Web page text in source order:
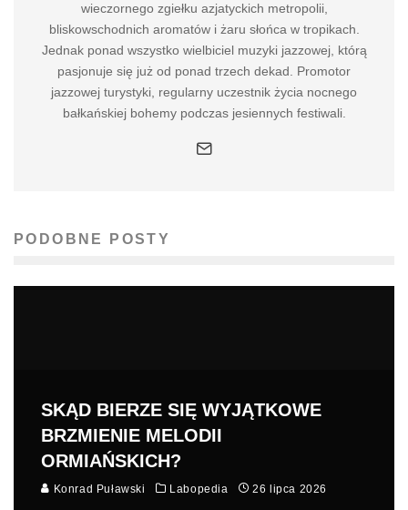
wieczornego zgiełku azjatyckich metropolii,
bliskowschodnich aromatów i żaru słońca w tropikach.
Jednak ponad wszystko wielbiciel muzyki jazzowej, którą
pasjonuje się już od ponad trzech dekad. Promotor
jazzowej turystyki, regularny uczestnik życia nocnego
bałkańskiej bohemy podczas jesiennych festiwali.
PODOBNE POSTY
SKĄD BIERZE SIĘ WYJĄTKOWE
BRZMIENIE MELODII
ORMIAŃSKICH?
Konrad Puławski Labopedia 26 lipca 2026